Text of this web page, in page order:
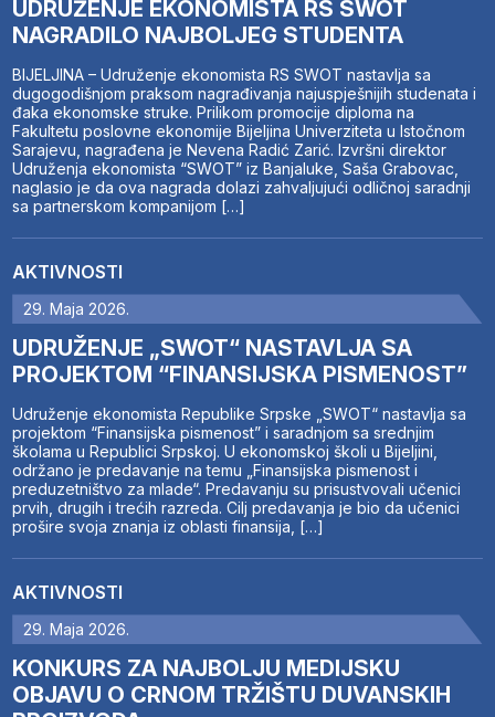
UDRUŽENJE EKONOMISTA RS SWOT
NAGRADILO NAJBOLJEG STUDENTA
BIJELJINA – Udruženje ekonomista RS SWOT nastavlja sa
dugogodišnjom praksom nagrađivanja najuspješnijih studenata i
đaka ekonomske struke. Prilikom promocije diploma na
Fakultetu poslovne ekonomije Bijeljina Univerziteta u Istočnom
Sarajevu, nagrađena je Nevena Radić Zarić. Izvršni direktor
Udruženja ekonomista “SWOT” iz Banjaluke, Saša Grabovac,
naglasio je da ova nagrada dolazi zahvaljujući odličnoj saradnji
sa partnerskom kompanijom […]
AKTIVNOSTI
29. Maja 2026.
UDRUŽENJE „SWOT“ NASTAVLJA SA
PROJEKTOM “FINANSIJSKA PISMENOST”
Udruženje ekonomista Republike Srpske „SWOT“ nastavlja sa
projektom “Finansijska pismenost” i saradnjom sa srednjim
školama u Republici Srpskoj. U ekonomskoj školi u Bijeljini,
održano je predavanje na temu „Finansijska pismenost i
preduzetništvo za mlade“. Predavanju su prisustvovali učenici
prvih, drugih i trećih razreda. Cilj predavanja je bio da učenici
prošire svoja znanja iz oblasti finansija, […]
AKTIVNOSTI
29. Maja 2026.
KONKURS ZA NAJBOLJU MEDIJSKU
OBJAVU O CRNOM TRŽIŠTU DUVANSKIH